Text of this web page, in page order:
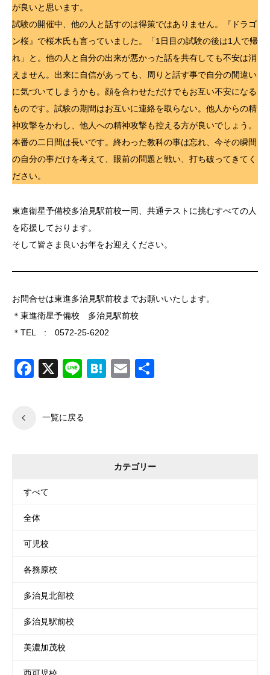
が良いと思います。
試験の開催中、他の人と話すのは得策ではありません。『ドラゴ
ン桜』で桜木氏も言っていました。「1日目の試験の後は1人で帰
れ」と。他の人と自分の出来が悪かった話を共有しても不安は消
えません。出来に自信があっても、周りと話す事で自分の間違い
に気づいてしまうかも。顔を合わせただけでもお互い不安になる
ものです。試験の期間はお互いに連絡を取らない。他人からの精
神攻撃をかわし、他人への精神攻撃も控える方が良いでしょう。
本番の二日間は長いです。終わった教科の事は忘れ、今その瞬間
の自分の事だけを考えて、眼前の問題と戦い、打ち破ってきてく
ださい。
東進衛星予備校多治見駅前校一同、共通テストに挑むすべての人
を応援しております。
そして皆さま良いお年をお迎えください。
お問合せは東進多治見駅前校までお願いいたします。
＊東進衛星予備校 多治見駅前校
＊TEL : 0572-25-6202
Facebook
X LineHatena
Email
一覧に戻る
カテゴリー
すべて
全体
可児校
各務原校
多治見北部校
多治見駅前校
美濃加茂校
西可児校